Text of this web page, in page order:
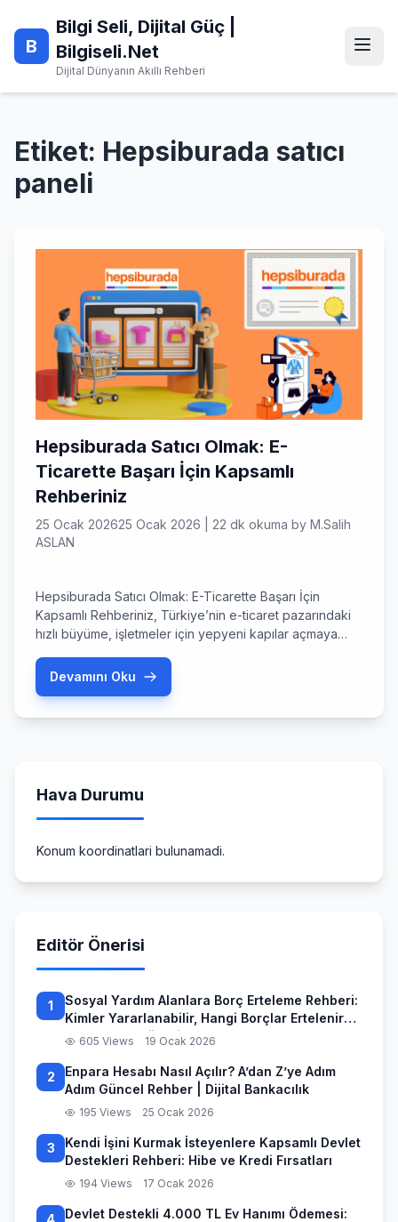
content
B
Bilgi Seli, Dijital Güç |
Bilgiseli.Net
Dijital Dünyanın Akıllı Rehberi
Etiket: Hepsiburada satıcı
paneli
Hepsiburada Satıcı Olmak: E-
Ticarette Başarı İçin Kapsamlı
Rehberiniz
25 Ocak 202625 Ocak 2026 22 dk okuma by M.Salih
ASLAN
Hepsiburada Satıcı Olmak: E-Ticarette Başarı İçin
Kapsamlı Rehberiniz, Türkiye’nin e-ticaret pazarındaki
hızlı büyüme, işletmeler için yepyeni kapılar açmaya
birlikte, tüketicilerin alışveriş alışkanlıkları da kökten
değişti ve online platformlar, perakendenin
Devamını Oku
Hava Durumu
Konum koordinatlari bulunamadi.
Editör Önerisi
1
Sosyal Yardım Alanlara Borç Erteleme Rehberi:
Kimler Yararlanabilir, Hangi Borçlar Ertelenir
ve Başvuru Süreci
605 Views 19 Ocak 2026
2
Enpara Hesabı Nasıl Açılır? A’dan Z’ye Adım
Adım Güncel Rehber | Dijital Bankacılık
195 Views 25 Ocak 2026
3
Kendi İşini Kurmak İsteyenlere Kapsamlı Devlet
Destekleri Rehberi: Hibe ve Kredi Fırsatları
194 Views 17 Ocak 2026
4
Devlet Destekli 4.000 TL Ev Hanımı Ödemesi: